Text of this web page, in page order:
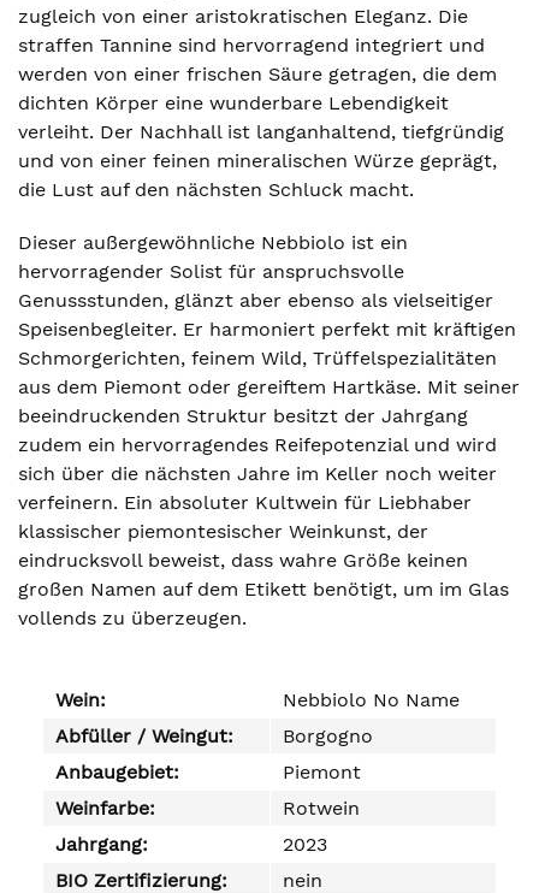
zugleich von einer aristokratischen Eleganz. Die
straffen Tannine sind hervorragend integriert und
werden von einer frischen Säure getragen, die dem
dichten Körper eine wunderbare Lebendigkeit
verleiht. Der Nachhall ist langanhaltend, tiefgründig
und von einer feinen mineralischen Würze geprägt,
die Lust auf den nächsten Schluck macht.
Dieser außergewöhnliche Nebbiolo ist ein
hervorragender Solist für anspruchsvolle
Genussstunden, glänzt aber ebenso als vielseitiger
Speisenbegleiter. Er harmoniert perfekt mit kräftigen
Schmorgerichten, feinem Wild, Trüffelspezialitäten
aus dem Piemont oder gereiftem Hartkäse. Mit seiner
beeindruckenden Struktur besitzt der Jahrgang
zudem ein hervorragendes Reifepotenzial und wird
sich über die nächsten Jahre im Keller noch weiter
verfeinern. Ein absoluter Kultwein für Liebhaber
klassischer piemontesischer Weinkunst, der
eindrucksvoll beweist, dass wahre Größe keinen
großen Namen auf dem Etikett benötigt, um im Glas
vollends zu überzeugen.
Wein:
Nebbiolo No Name
Abfüller / Weingut:
Borgogno
Anbaugebiet:
Piemont
Weinfarbe:
Rotwein
Jahrgang:
2023
BIO Zertifizierung:
nein